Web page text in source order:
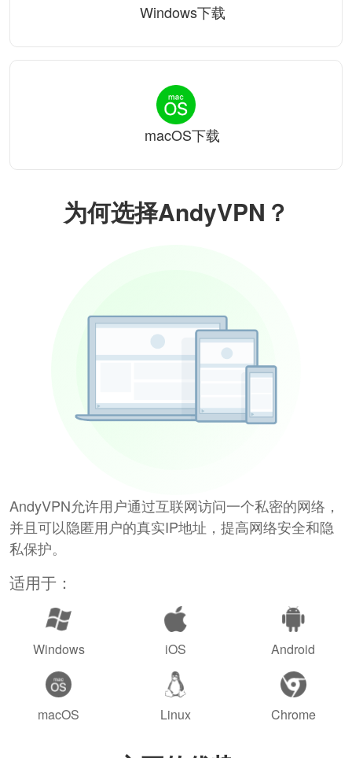
为何选择AndyVPN？
AndyVPN允许用户通过互联网访问一个私密的网络，
并且可以隐匿用户的真实IP地址，提高网络安全和隐
私保护。
适用于：
Windows iOS Android
macOS Linux Chrome
Windows下载
macOS下载